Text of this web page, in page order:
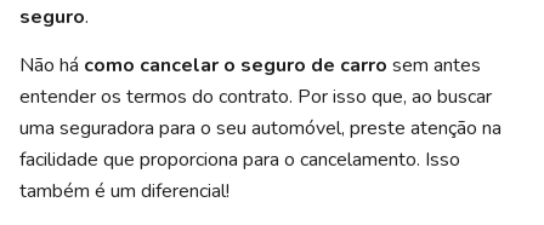
seguro.
Não há como cancelar o seguro de carro sem antes
entender os termos do contrato. Por isso que, ao buscar
uma seguradora para o seu automóvel, preste atenção na
facilidade que proporciona para o cancelamento. Isso
também é um diferencial!